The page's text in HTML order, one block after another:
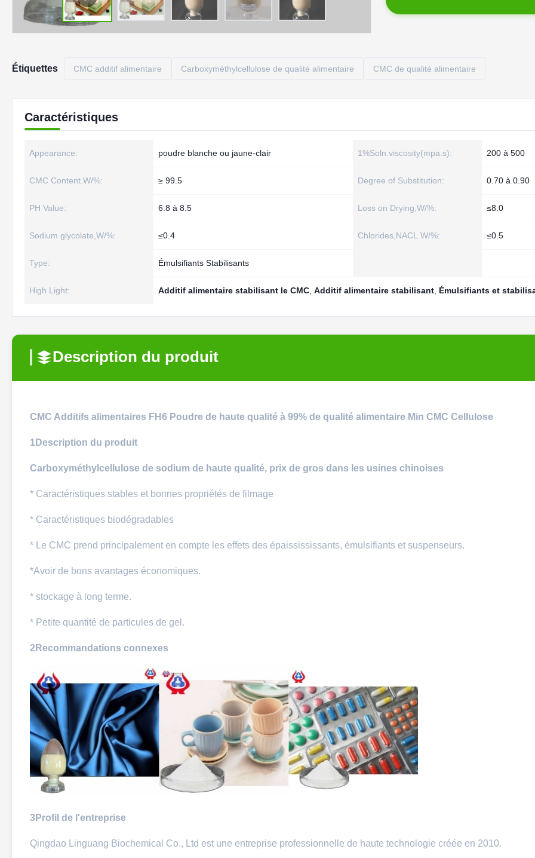
Étiquettes CMC additif alimentaire Carboxyméthylcellulose de qualité alimentaire CMC de qualité alimentaire
Caractéristiques
Appearance: poudre blanche ou jaune-clair 1%Soln.viscosity(mpa.s): 200 à 500
CMC Content.W/%: ≥ 99.5 Degree of Substitution: 0.70 à 0.90
PH Value: 6.8 à 8.5 Loss on Drying,W/%: ≤8.0
Sodium glycolate,W/%: ≤0.4 Chlorides,NACL.W/%: ≤0.5
Type: Émulsifiants Stabilisants
High Light: Additif alimentaire stabilisant le CMC Additif alimentaire stabilisant Émulsifiants et
Description du produit
CMC Additifs alimentaires FH6 Poudre de haute qualité à 99% de qualité alimentaire Min CMC Cellulose
1Description du produit
Carboxyméthylcellulose de sodium de haute qualité, prix de gros dans les usines chinoises
* Caractéristiques stables et bonnes propriétés de filmage
* Caractéristiques biodégradables
* Le CMC prend principalement en compte les effets des épaissississants, émulsifiants et suspenseurs.
*Avoir de bons avantages économiques.
* stockage à long terme.
* Petite quantité de particules de gel.
2Recommandations connexes
3Profil de l'entreprise
Qingdao Linguang Biochemical Co., Ltd est une entreprise professionnelle de haute technologie créée en 2010.